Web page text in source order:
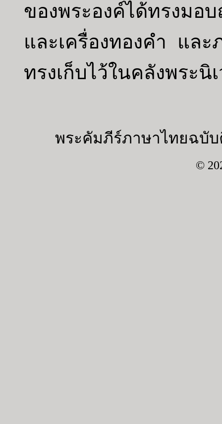
ของพระองค์ได้ทรงมอ
และเครื่องทองคำ แล
ทรงเก็บไว้ในคลังพระนิ
พระคัมภีร์ภาษาไทยฉบับ
©